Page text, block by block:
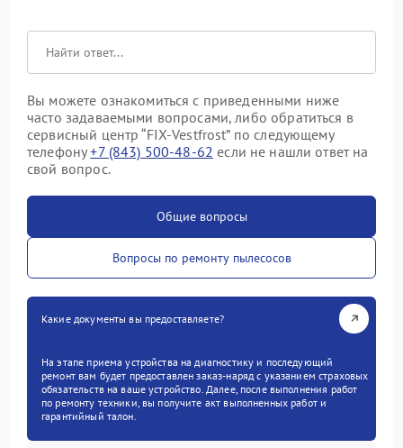
Вы можете ознакомиться с приведенными ниже
часто задаваемыми вопросами, либо обратиться в
сервисный центр “FIX-Vestfrost” по следующему
телефону+7 (843) 500-48-62 если не нашли ответ на
свой вопрос.
Общие вопросы
Вопросы по ремонту пылесосов
Какие документы вы предоставляете?
На этапе приема устройства на диагностику и последующий
ремонт вам будет предоставлен заказ-наряд с указанием страховых
обязательств на ваше устройство. Далее, после выполнения работ
по ремонту техники, вы получите акт выполненных работ и
гарантийный талон.